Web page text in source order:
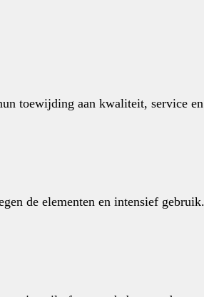
toewijding aan kwaliteit, service
de elementen en intensief